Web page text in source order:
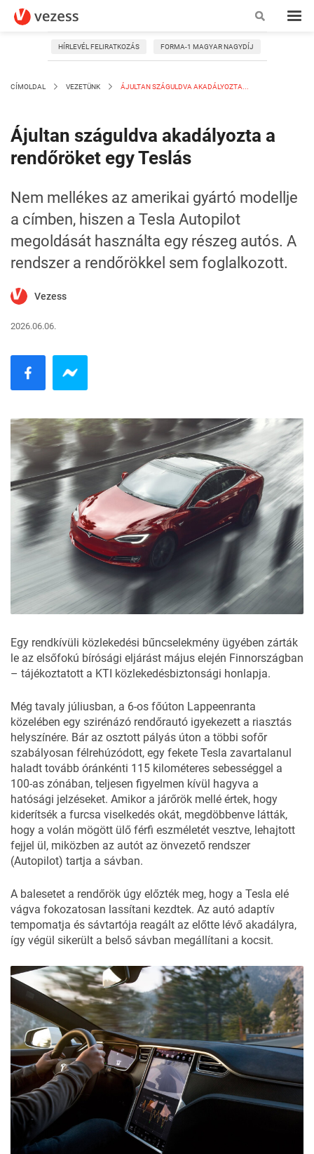
HÍRLEVÉL FELIRATKOZÁS FORMA-1 MAGYAR NAGYDÍJ
CÍMOLDAL VEZETÜNK ÁJULTAN SZÁGULDVA AKADÁLYOZTA...
Ájultan száguldva akadályozta a
rendőröket egy Teslás
Nem mellékes az amerikai gyártó modellje
a címben, hiszen a Tesla Autopilot
megoldását használta egy részeg autós. A
rendszer a rendőrökkel sem foglalkozott.
Vezess
2026.06.06.
Egy rendkívüli közlekedési bűncselekmény ügyében zárták
le az elsőfokú bírósági eljárást május elején Finnországban
– tájékoztatott a KTI közlekedésbiztonsági honlapja.
Még tavaly júliusban, a 6-os főúton Lappeenranta
közelében egy szirénázó rendőrautó igyekezett a riasztás
helyszínére. Bár az osztott pályás úton a többi sofőr
szabályosan félrehúzódott, egy fekete Tesla zavartalanul
haladt tovább óránkénti 115 kilométeres sebességgel a
100-as zónában, teljesen figyelmen kívül hagyva a
hatósági jelzéseket. Amikor a járőrök mellé értek, hogy
kiderítsék a furcsa viselkedés okát, megdöbbenve látták,
hogy a volán mögött ülő férfi eszméletét vesztve, lehajtott
fejjel ül, miközben az autót az önvezető rendszer
(Autopilot) tartja a sávban.
A balesetet a rendőrök úgy előzték meg, hogy a Tesla elé
vágva fokozatosan lassítani kezdtek. Az autó adaptív
tempomatja és sávtartója reagált az előtte lévő akadályra,
így végül sikerült a belső sávban megállítani a kocsit.